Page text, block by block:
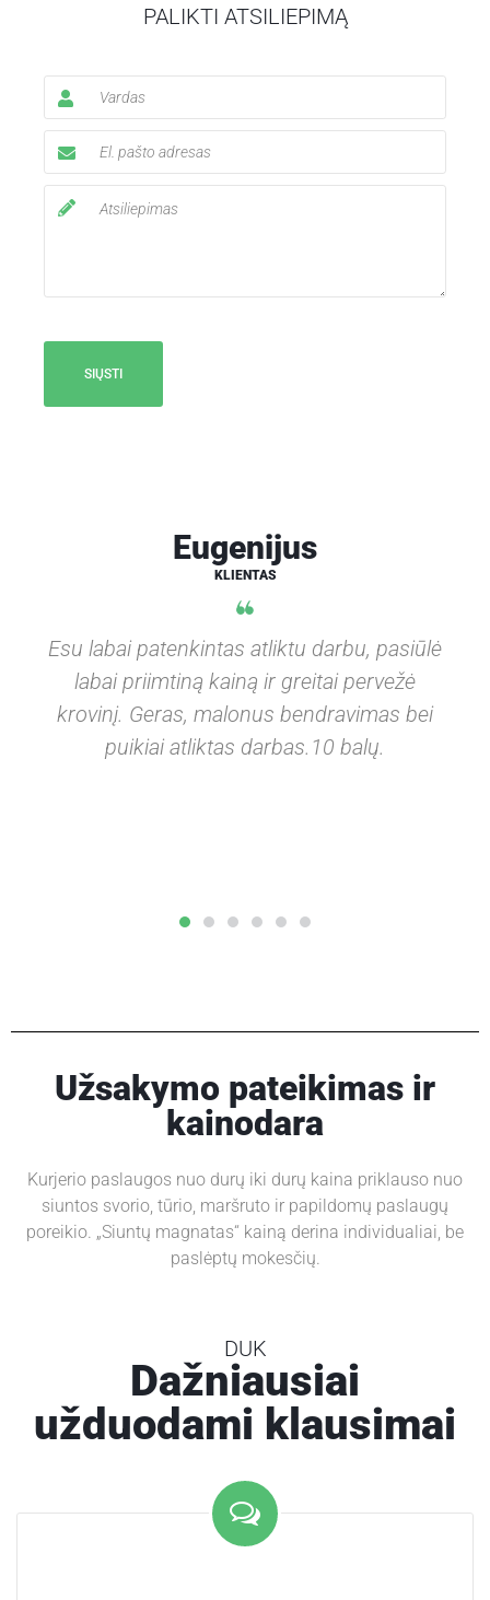
PALIKTI ATSILIEPIMĄ
Eugenijus
KLIENTAS
Esu labai patenkintas atliktu darbu, pasiūlė
labai priimtiną kainą ir greitai pervežė
krovinį. Geras, malonus bendravimas bei
puikiai atliktas darbas.10 balų.
Užsakymo pateikimas ir
kainodara
Kurjerio paslaugos nuo durų iki durų kaina priklauso nuo
siuntos svorio, tūrio, maršruto ir papildomų paslaugų
poreikio. „Siuntų magnatas“ kainą derina individualiai, be
paslėptų mokesčių.
DUK
Dažniausiai
užduodami klausimai